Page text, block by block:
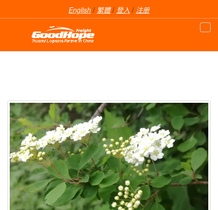
English / 繁體/ 登入 / 注册